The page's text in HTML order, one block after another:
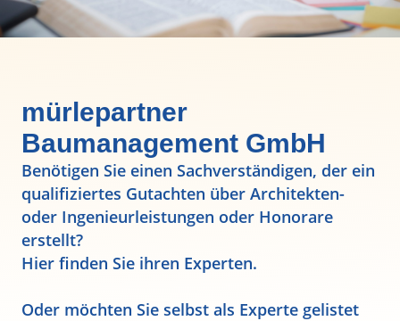
mürlepartner
Baumanagement GmbH
Benötigen Sie einen Sachverständigen, der ein
qualifiziertes Gutachten über Architekten-
oder Ingenieurleistungen oder Honorare
erstellt?
Hier finden Sie ihren Experten.
Oder möchten Sie selbst als Experte gelistet